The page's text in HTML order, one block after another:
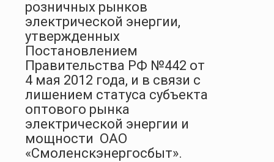
розничных рынков
электрической энергии,
утвержденных
Постановлением
Правительства РФ №442 от
4 мая 2012 года, и в связи с
лишением статуса субъекта
оптового рынка
электрической энергии и
мощности ОАО
«Смоленскэнергосбыт».